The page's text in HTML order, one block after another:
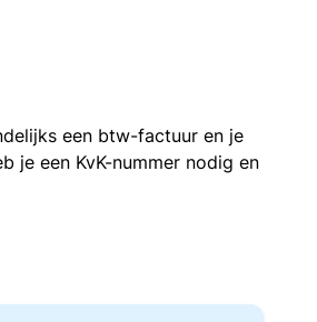
een btw-factuur en je
je een KvK-nummer nodig en